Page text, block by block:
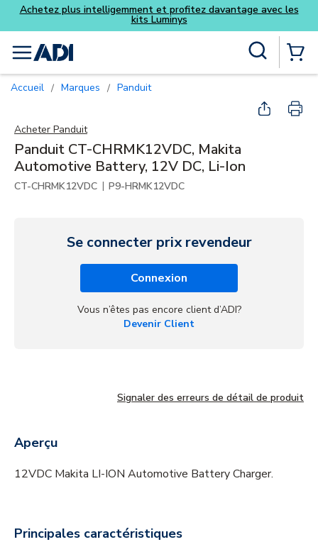
Skip to main content
Achetez plus intelligemment et profitez davantage avec les
kits Luminys
menu
Accueil / Marques / Panduit
Acheter Panduit
Panduit CT-CHRMK12VDC, Makita
Automotive Battery, 12V DC, Li-Ion
CT-CHRMK12VDC | P9-HRMK12VDC
Se connecter prix revendeur
Connexion
Vous n’êtes pas encore client d’ADI?
Devenir Client
Signaler des erreurs de détail de produit
Aperçu
12VDC Makita LI-ION Automotive Battery Charger.
Principales caractéristiques